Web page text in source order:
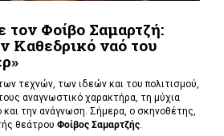
τον Φοίβο Σαμαρτζή:
Καθεδρικό ναό του
τεχνών, των ιδεών και του πολιτισμού,
αναγνωστικό χαρακτήρα, τη μύχια
και την ανάγνωση. Σήμερα, ο σκηνοθέτης,
θεάτρου Φοίβος Σαμαρτζής.